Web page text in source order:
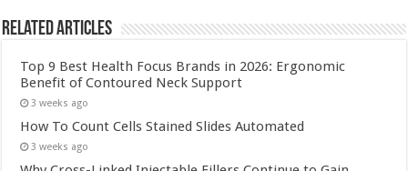
Related Articles
Top 9 Best Health Focus Brands in 2026: Ergonomic
Benefit of Contoured Neck Support
3 weeks ago
How To Count Cells Stained Slides Automated
3 weeks ago